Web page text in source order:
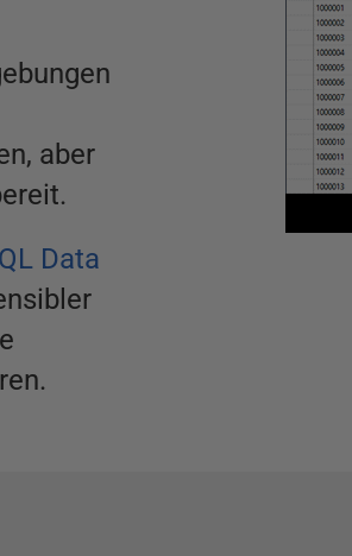
aber
Data